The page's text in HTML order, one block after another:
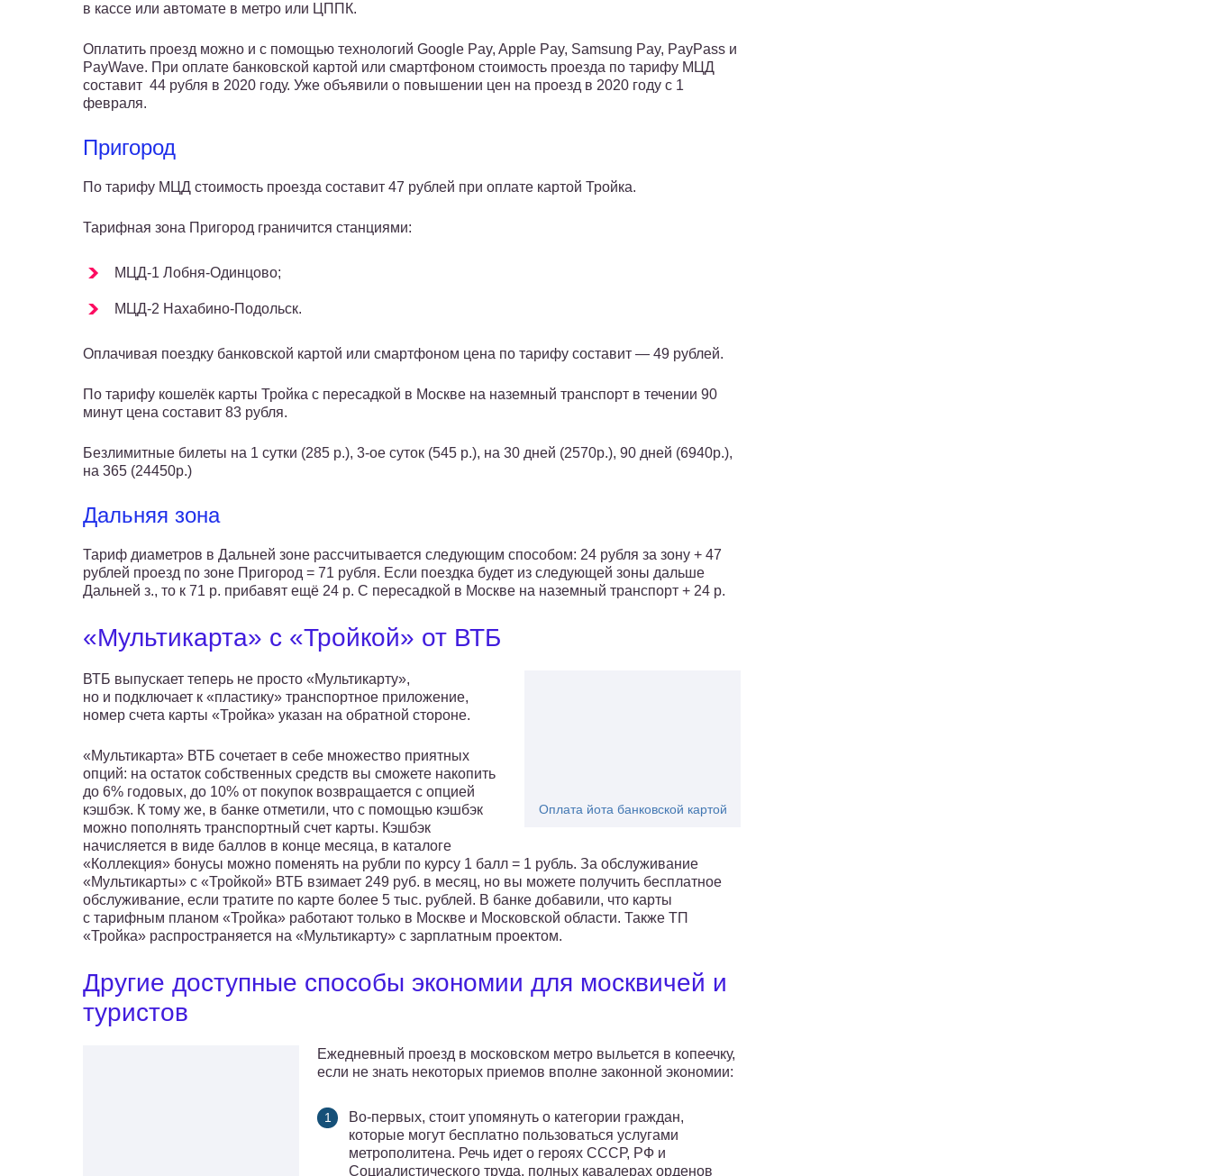
в кассе или автомате в метро или ЦППК.
Оплатить проезд можно и с помощью технологий Google Pay, Apple Pay, Samsung Pay, PayPass и
PayWave. При оплате банковской картой или смартфоном стоимость проезда по тарифу МЦД
составит 44 рубля в 2020 году. Уже объявили о повышении цен на проезд в 2020 году с 1
февраля.
Пригород
По тарифу МЦД стоимость проезда составит 47 рублей при оплате картой Тройка.
Тарифная зона Пригород граничится станциями:
МЦД-1 Лобня-Одинцово;
МЦД-2 Нахабино-Подольск.
Оплачивая поездку банковской картой или смартфоном цена по тарифу составит — 49 рублей.
По тарифу кошелёк карты Тройка с пересадкой в Москве на наземный транспорт в течении 90
минут цена составит 83 рубля.
Безлимитные билеты на 1 сутки (285 р.), 3-ое суток (545 р.), на 30 дней (2570р.), 90 дней (6940р.),
на 365 (24450р.)
Дальняя зона
Тариф диаметров в Дальней зоне рассчитывается следующим способом: 24 рубля за зону + 47
рублей проезд по зоне Пригород = 71 рубля. Если поездка будет из следующей зоны дальше
Дальней з., то к 71 р. прибавят ещё 24 р. С пересадкой в Москве на наземный транспорт + 24 р.
«Мультикарта» с «Тройкой» от ВТБ
Оплата йота банковской картой
ВТБ выпускает теперь не просто «Мультикарту»,
но и подключает к «пластику» транспортное приложение,
номер счета карты «Тройка» указан на обратной стороне.
«Мультикарта» ВТБ сочетает в себе множество приятных
опций: на остаток собственных средств вы сможете накопить
до 6% годовых, до 10% от покупок возвращается с опцией
кэшбэк. К тому же, в банке отметили, что с помощью кэшбэк
можно пополнять транспортный счет карты. Кэшбэк
начисляется в виде баллов в конце месяца, в каталоге
«Коллекция» бонусы можно поменять на рубли по курсу 1 балл = 1 рубль. За обслуживание
«Мультикарты» с «Тройкой» ВТБ взимает 249 руб. в месяц, но вы можете получить бесплатное
обслуживание, если тратите по карте более 5 тыс. рублей. В банке добавили, что карты
с тарифным планом «Тройка» работают только в Москве и Московской области. Также ТП
«Тройка» распространяется на «Мультикарту» с зарплатным проектом.
Другие доступные способы экономии для москвичей и
туристов
Ежедневный проезд в московском метро выльется в копеечку,
если не знать некоторых приемов вполне законной экономии:
Во-первых, стоит упомянуть о категории граждан,
которые могут бесплатно пользоваться услугами
метрополитена. Речь идет о героях СССР, РФ и
Социалистического труда, полных кавалерах орденов